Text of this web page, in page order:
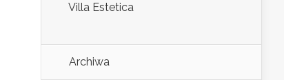
Villa Estetica
Archiwa